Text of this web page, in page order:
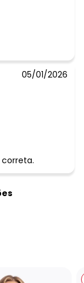
05/01/2026